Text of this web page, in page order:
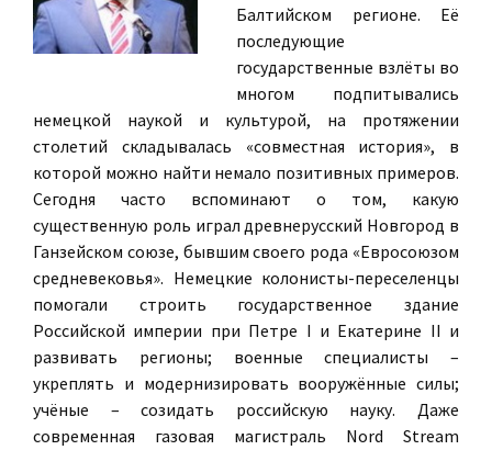
Балтийском регионе. Её
последующие
государственные взлёты во
многом подпитывались
немецкой наукой и культурой, на протяжении
столетий складывалась «совместная история», в
которой можно найти немало позитивных примеров.
Сегодня часто вспоминают о том, какую
существенную роль играл древнерусский Новгород в
Ганзейском союзе, бывшим своего рода «Евросоюзом
средневековья». Немецкие колонисты-переселенцы
помогали строить государственное здание
Российской империи при Петре I и Екатерине II и
развивать регионы; военные специалисты –
укреплять и модернизировать вооружённые силы;
учёные – созидать российскую науку. Даже
современная газовая магистраль Nord Stream